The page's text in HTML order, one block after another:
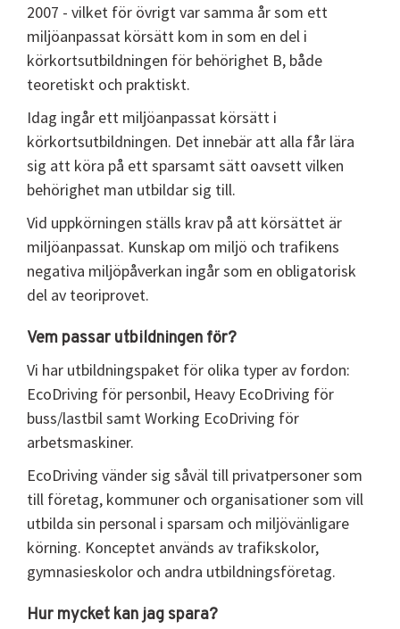
2007 - vilket för övrigt var samma år som ett
miljöanpassat körsätt kom in som en del i
körkortsutbildningen för behörighet B, både
teoretiskt och praktiskt.
Idag ingår ett miljöanpassat körsätt i
körkortsutbildningen. Det innebär att alla får lära
sig att köra på ett sparsamt sätt oavsett vilken
behörighet man utbildar sig till.
Vid uppkörningen ställs krav på att körsättet är
miljöanpassat. Kunskap om miljö och trafikens
negativa miljöpåverkan ingår som en obligatorisk
del av teoriprovet.
Vem passar utbildningen för?
Vi har utbildningspaket för olika typer av fordon:
EcoDriving för personbil, Heavy EcoDriving för
buss/lastbil samt Working EcoDriving för
arbetsmaskiner.
EcoDriving vänder sig såväl till privatpersoner som
till företag, kommuner och organisationer som vill
utbilda sin personal i sparsam och miljövänligare
körning. Konceptet används av trafikskolor,
gymnasieskolor och andra utbildningsföretag.
Hur mycket kan jag spara?